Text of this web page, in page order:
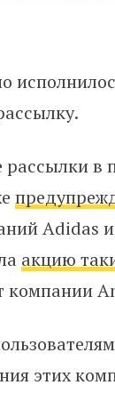
в
Аdidas и
акцию
компании
этих